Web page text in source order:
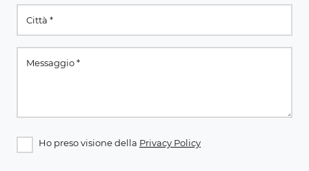
Ho preso visione della Privacy Policy